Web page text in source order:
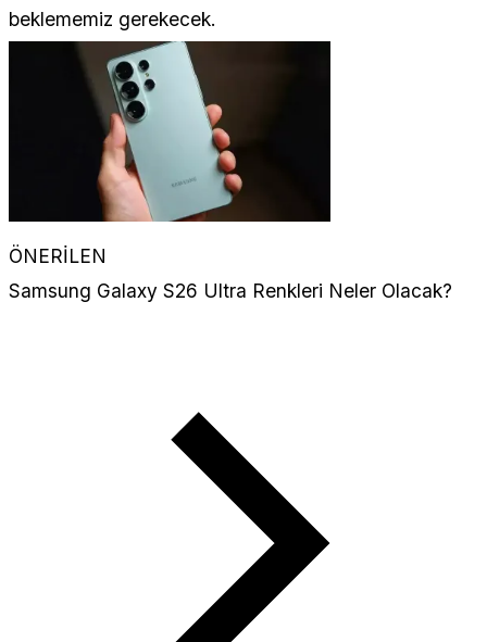
beklememiz gerekecek.
ÖNERİLEN
Samsung Galaxy S26 Ultra Renkleri Neler Olacak?